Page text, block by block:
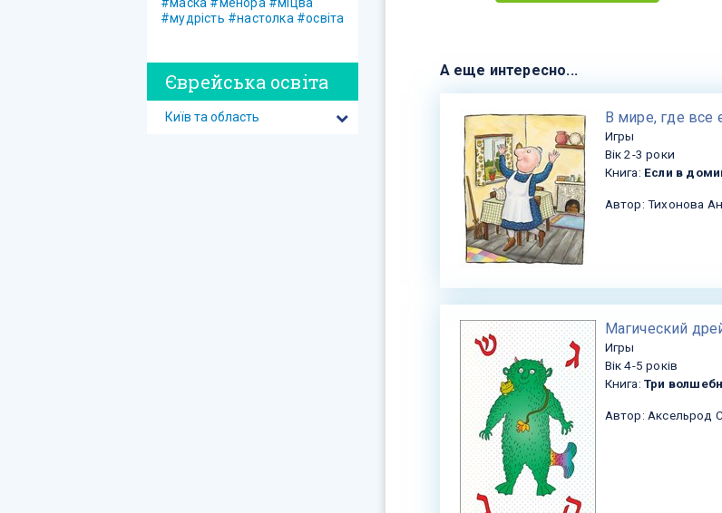
А еще интересно...
​В мире, где все
Игры
Вік 2-3 роки
Книга: Если в
Автор: Тихонова
​Магический
Игры
Вік 4-5 років
Книга: Три
Автор: Аксельрод
#мудрість #настолка #освіта
Єврейська освіта